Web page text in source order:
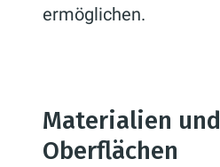
ermöglichen.
Materialien und
Oberflächen